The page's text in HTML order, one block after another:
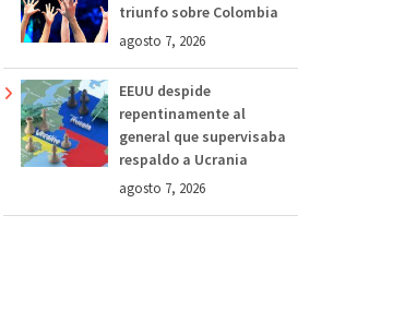
triunfo sobre Colombia
agosto 7, 2026
EEUU despide
repentinamente al
general que supervisaba
respaldo a Ucrania
agosto 7, 2026